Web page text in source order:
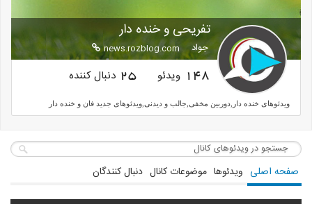
تفریحی و خنده دار
جواد news.rozblog.com
148 ویدئو 25 دنبال کننده
ویدئوهای خنده دار,دوربین مخفی,جالب و دیدنی,ویدئوهای جدید فان و خنده دار
صفحه اصلی ویدئوها موضوعات کانال دنبال کنندگان